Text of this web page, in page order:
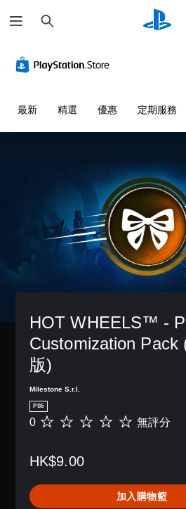
尋
最新 精選 優惠 定期服務
HOT WHEELS™ -
Customization Pack
版)
Milestone S.r.l.
PS5
無
0 無評分
HK$9.00
加入購物籃